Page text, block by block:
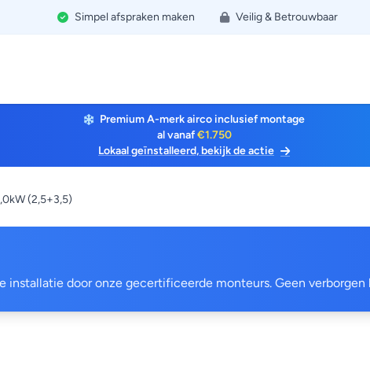
Simpel afspraken maken Veilig & Betrouwbaar
Premium A-merk airco inclusief montage
al vanaf€1.750
Lokaal geïnstalleerd, bekijk de actie
(2,5+3,5)
door onze gecertificeerde monteurs. Geen verborgen